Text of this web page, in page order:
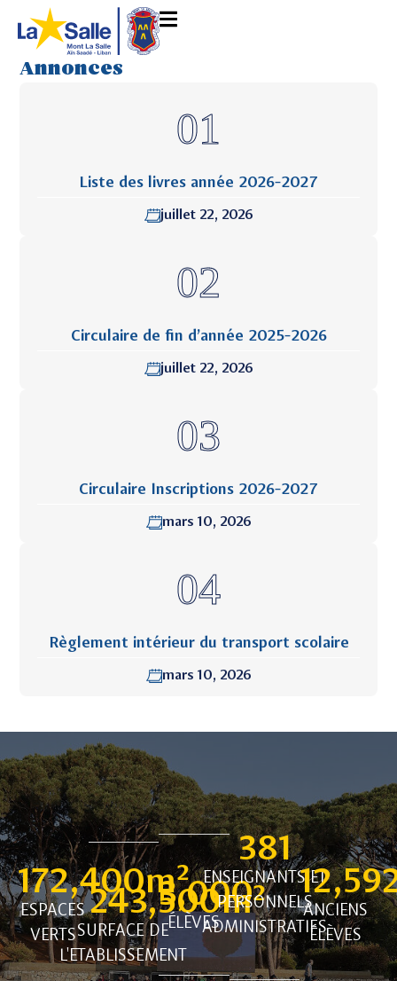
Annonces
Liste des livres année 2026-2027
juillet 22, 2026
Circulaire de fin d’année 2025-2026
juillet 22, 2026
Circulaire Inscriptions 2026-2027
mars 10, 2026
Règlement intérieur du transport scolaire
mars 10, 2026
ESPACES
VERTS
172,400m²
SURFACE DE
L'ETABLISSEMENT
243,500m²
ÉLÈVES
3,000
ENSEIGNANTS ET
PERSONNELS
ADMINISTRATIFS
381
ANCIENS
ÉLÈVES